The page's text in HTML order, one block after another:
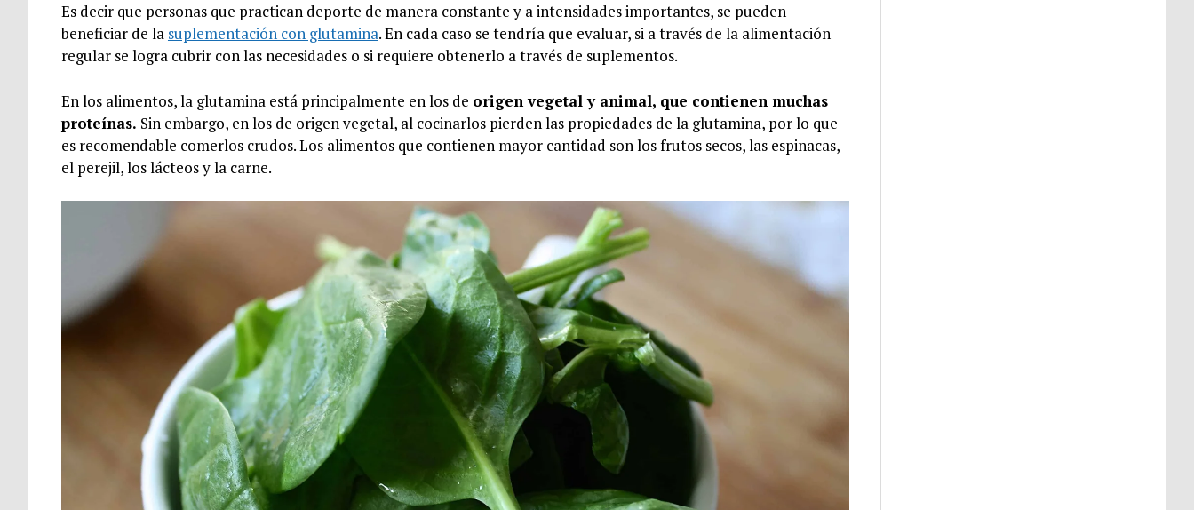
Es decir que personas que practican deporte de manera constante y a intensidades importantes, se pueden
beneficiar de la suplementación con glutamina. En cada caso se tendría que evaluar, si a través de la alimentación
regular se logra cubrir con las necesidades o si requiere obtenerlo a través de suplementos.
En los alimentos, la glutamina está principalmente en los de origen vegetal y animal, que contienen muchas
proteínas. Sin embargo, en los de origen vegetal, al cocinarlos pierden las propiedades de la glutamina, por lo que
es recomendable comerlos crudos. Los alimentos que contienen mayor cantidad son los frutos secos, las espinacas,
el perejil, los lácteos y la carne.